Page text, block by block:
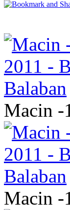
Macin -
Macin -